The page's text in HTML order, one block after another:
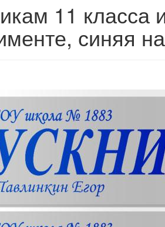
11 класса
синяя